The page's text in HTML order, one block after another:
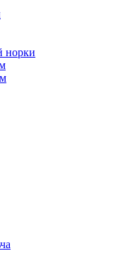
норки